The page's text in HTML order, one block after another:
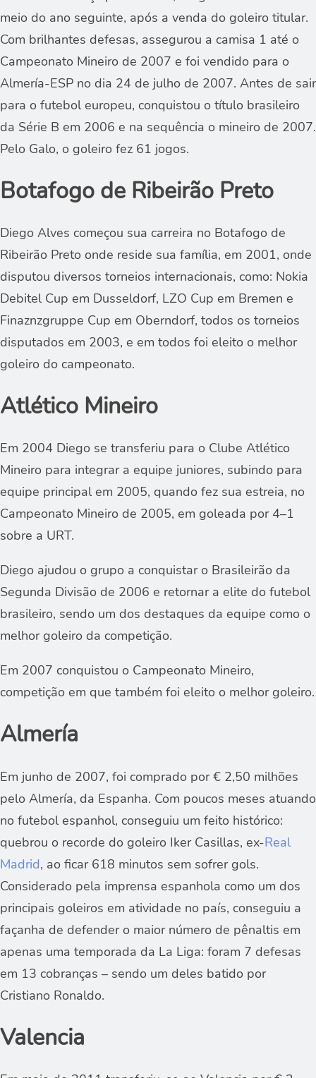
meio do ano seguinte, após a venda do goleiro titular.
Com brilhantes defesas, assegurou a camisa 1 até o
Campeonato Mineiro de 2007 e foi vendido para o
Almería-ESP no dia 24 de julho de 2007. Antes de sair
para o futebol europeu, conquistou o título brasileiro
da Série B em 2006 e na sequência o mineiro de 2007.
Pelo Galo, o goleiro fez 61 jogos.
Botafogo de Ribeirão Preto
Diego Alves começou sua carreira no Botafogo de
Ribeirão Preto onde reside sua família, em 2001, onde
disputou diversos torneios internacionais, como: Nokia
Debitel Cup em Dusseldorf, LZO Cup em Bremen e
Finaznzgruppe Cup em Oberndorf, todos os torneios
disputados em 2003, e em todos foi eleito o melhor
goleiro do campeonato.
Atlético Mineiro
Em 2004 Diego se transferiu para o Clube Atlético
Mineiro para integrar a equipe juniores, subindo para
equipe principal em 2005, quando fez sua estreia, no
Campeonato Mineiro de 2005, em goleada por 4–1
sobre a URT.
Diego ajudou o grupo a conquistar o Brasileirão da
Segunda Divisão de 2006 e retornar a elite do futebol
brasileiro, sendo um dos destaques da equipe como o
melhor goleiro da competição.
Em 2007 conquistou o Campeonato Mineiro,
competição em que também foi eleito o melhor goleiro.
Almería
Em junho de 2007, foi comprado por € 2,50 milhões
pelo Almería, da Espanha. Com poucos meses atuando
no futebol espanhol, conseguiu um feito histórico:
quebrou o recorde do goleiro Iker Casillas, ex-Real
Madrid, ao ficar 618 minutos sem sofrer gols.
Considerado pela imprensa espanhola como um dos
principais goleiros em atividade no país, conseguiu a
façanha de defender o maior número de pênaltis em
apenas uma temporada da La Liga: foram 7 defesas
em 13 cobranças – sendo um deles batido por
Cristiano Ronaldo.
Valencia